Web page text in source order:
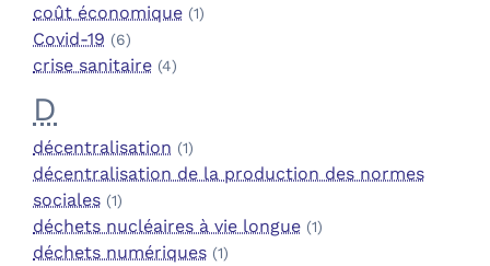
coût économique (1)
Covid-19 (6)
crise sanitaire (4)
D
décentralisation (1)
décentralisation de la production des normes
sociales (1)
déchets nucléaires à vie longue (1)
déchets numériques (1)